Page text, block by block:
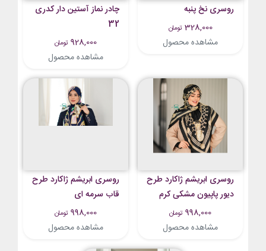
روسری نخ پنبه
328,000 تومان
مشاهده محصول
چادر نماز آستین دار کدری
32
928,000 تومان
مشاهده محصول
روسری ابریشم ژاکارد طرح
دیور پاپیون مشکی کرم
998,000 تومان
مشاهده محصول
روسری ابریشم ژاکارد طرح
قاب سرمه ای
998,000 تومان
مشاهده محصول